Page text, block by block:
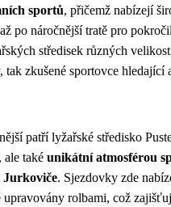
sportů, přičemž nabízejí
po náročnější tratě pro
středisek různých
zkušené sportovce hledající
patří lyžařské středisko
ale také unikátní atmosférou
Jurkoviče. Sjezdovky zde
upravovány rolbami, což